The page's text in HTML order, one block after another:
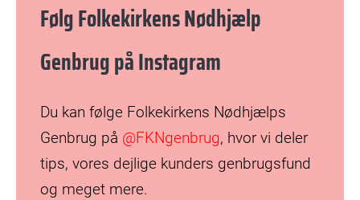
Følg Folkekirkens Nødhjælp
Genbrug på Instagram
Du kan følge Folkekirkens Nødhjælps
Genbrug på @FKNgenbrug, hvor vi deler
tips, vores dejlige kunders genbrugsfund
og meget mere.